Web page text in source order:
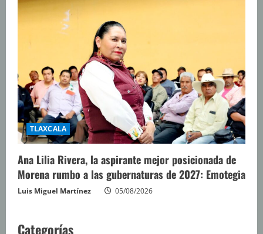
TLAXCALA
Ana Lilia Rivera, la aspirante mejor posicionada de
Morena rumbo a las gubernaturas de 2027: Emotegia
Luis Miguel Martínez 05/08/2026
Categorías